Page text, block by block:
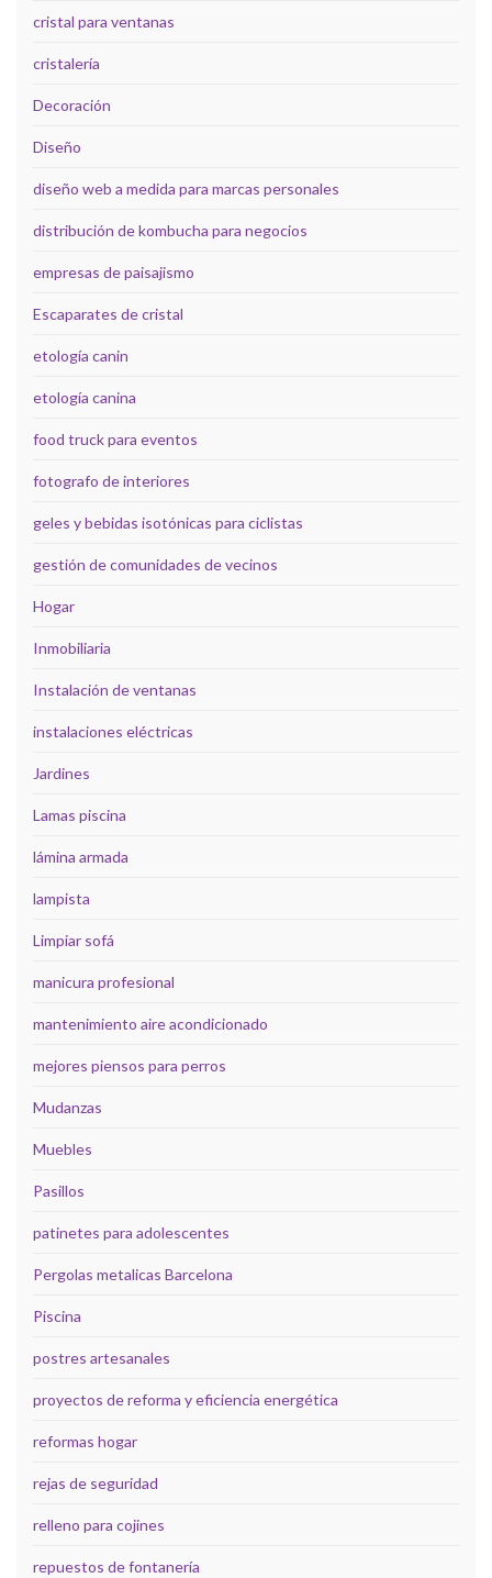
cristal para ventanas
cristalería
Decoración
Diseño
diseño web a medida para marcas personales
distribución de kombucha para negocios
empresas de paisajismo
Escaparates de cristal
etología canin
etología canina
food truck para eventos
fotografo de interiores
geles y bebidas isotónicas para ciclistas
gestión de comunidades de vecinos
Hogar
Inmobiliaria
Instalación de ventanas
instalaciones eléctricas
Jardines
Lamas piscina
lámina armada
lampista
Limpiar sofá
manicura profesional
mantenimiento aire acondicionado
mejores piensos para perros
Mudanzas
Muebles
Pasillos
patinetes para adolescentes
Pergolas metalicas Barcelona
Piscina
postres artesanales
proyectos de reforma y eficiencia energética
reformas hogar
rejas de seguridad
relleno para cojines
repuestos de fontanería